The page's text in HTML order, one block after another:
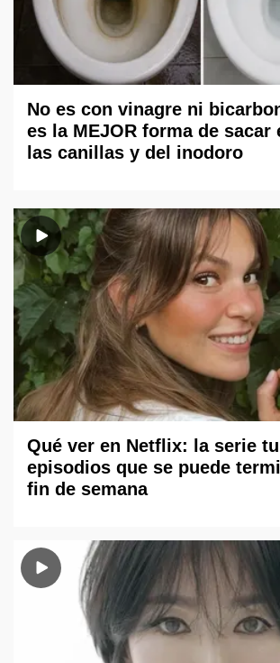
No es con vinagre ni
es la MEJOR forma de sacar
las canillas y del inodoro
Qué ver en Netflix: la serie
episodios que se puede
fin de semana